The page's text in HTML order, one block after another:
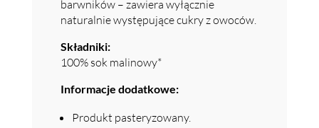
barwników – zawiera wyłącznie
naturalnie występujące cukry z owoców.
Składniki:
100% sok malinowy*
Informacje dodatkowe:
Produkt pasteryzowany.